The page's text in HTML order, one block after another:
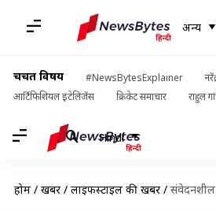
अन्य
चर्चित विषय #NewsBytesExplainer
आर्टिफिशियल इंटेलिजेंस
क्रिकेट समाचार राहुल
Hindi
होम / खबरें / लाइफस्टाइल की खबरें / संवेदनशील त्वचा पर